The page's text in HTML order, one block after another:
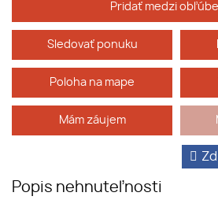
Pridať medzi
Sledovať ponuku
Poloha na mape
Mám záujem
Popis nehnuteľnosti